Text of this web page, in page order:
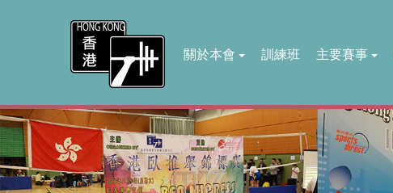
關於本會 訓練班 主要賽事